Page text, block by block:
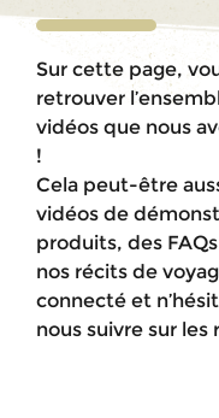
Sur cette page,
retrouver
vidéos que nous
!
Cela peut-être
vidéos de
produits, des
nos récits de
connecté et
nous suivre sur les